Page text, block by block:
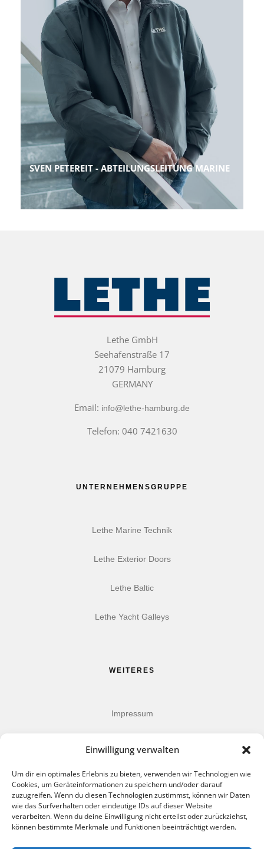
Einwilligung verwalten
Um dir ein optimales Erlebnis zu bieten, verwenden wir Technologien wie
Cookies, um Geräteinformationen zu speichern und/oder darauf
zuzugreifen. Wenn du diesen Technologien zustimmst, können wir Daten
wie das Surfverhalten oder eindeutige IDs auf dieser Website
verarbeiten. Wenn du deine Einwilligung nicht erteilst oder zurückziehst,
können bestimmte Merkmale und Funktionen beeinträchtigt werden.
SVEN PETEREIT - ABTEILUNGSLEITUNG MARINE
Lethe GmbH
Seehafenstraße 17
21079 Hamburg
GERMANY
Email: info@lethe-hamburg.de
Telefon: 040 7421630
UNTERNEHMENSGRUPPE
Lethe Marine Technik
Lethe Exterior Doors
Lethe Baltic
Lethe Yacht Galleys
WEITERES
Impressum
AGB
FOLLOW US